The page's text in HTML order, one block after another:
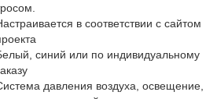
в соответствии с сайтом
синий или по индивидуальному
давления воздуха, освещение,